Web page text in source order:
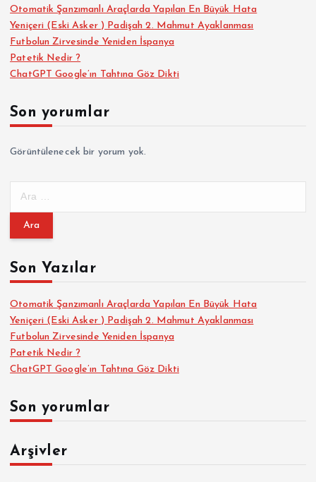
a
y
a
s
ı
Otomatik Şanzımanlı Araçlarda Yapılan En Büyük Hata
Yeniçeri (Eski Asker ) Padişah 2. Mahmut Ayaklanması
Futbolun Zirvesinde Yeniden İspanya
Patetik Nedir ?
ChatGPT Google’ın Tahtına Göz Dikti
Son yorumlar
Görüntülenecek bir yorum yok.
m
:Son Yazılar
Otomatik Şanzımanlı Araçlarda Yapılan En Büyük Hata
Yeniçeri (Eski Asker ) Padişah 2. Mahmut Ayaklanması
Futbolun Zirvesinde Yeniden İspanya
Patetik Nedir ?
ChatGPT Google’ın Tahtına Göz Dikti
Son yorumlar
Arşivler